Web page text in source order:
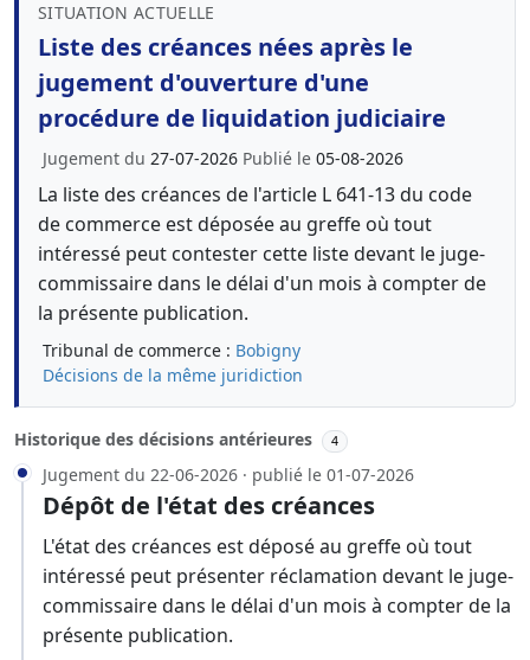
SITUATION ACTUELLE
Liste des créances nées après le
jugement d'ouverture d'une
procédure de liquidation judiciaire
Jugement du 27-07-2026 Publié le 05-08-2026
La liste des créances de l'article L 641-13 du code
de commerce est déposée au greffe où tout
intéressé peut contester cette liste devant le juge-
commissaire dans le délai d'un mois à compter de
la présente publication.
Tribunal de commerce : Bobigny
Décisions de la même juridiction
Historique des décisions antérieures 4
Jugement du 22-06-2026 · publié le 01-07-2026
Dépôt de l'état des créances
L'état des créances est déposé au greffe où tout
intéressé peut présenter réclamation devant le juge-
commissaire dans le délai d'un mois à compter de la
présente publication.